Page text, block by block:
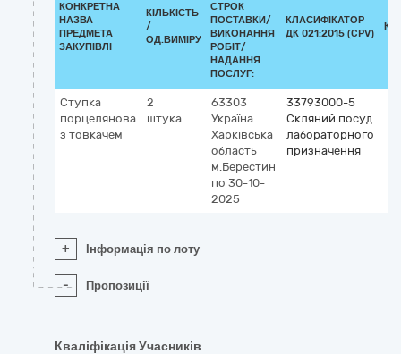
КОНКРЕТНА
НАЗВА
ПРЕДМЕТА
ЗАКУПІВЛІ
КІЛЬКІСТЬ
/
ОД.ВИМІРУ
СТРОК
ПОСТАВКИ/
ВИКОНАННЯ
РОБІТ/
НАДАННЯ
ПОСЛУГ:
КЛАСИФІКАТОР
ДК 021:2015 (CPV)
Ступка
порцелянова
з товкачем
2
штука
63303
Україна
Харківська
область
м.Берестин
по 30-10-
2025
33793000-5
Скляний посуд
лабораторного
призначення
+ Інформація по лоту
- Пропозиції
Кваліфікація Учасників